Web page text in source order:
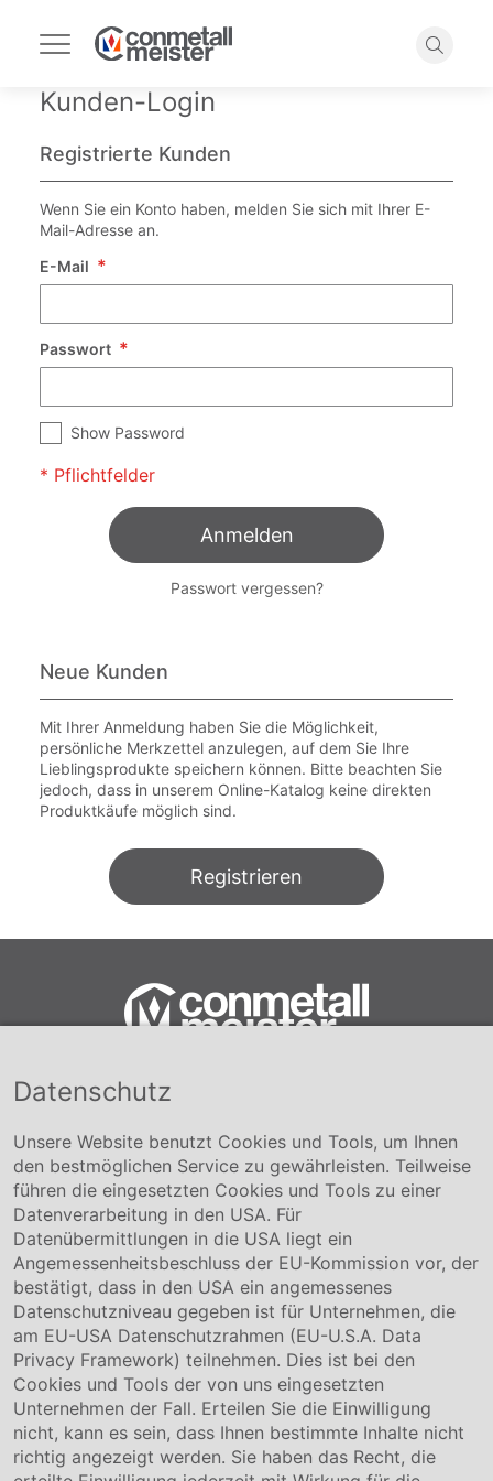
Navigation
umschalten
Suche
Kunden-Login
Registrierte Kunden
Wenn Sie ein Konto haben, melden Sie sich mit Ihrer E-
Mail-Adresse an.
E-Mail
Passwort
Show Password
Anmelden
Passwort vergessen?
Neue Kunden
Mit Ihrer Anmeldung haben Sie die Möglichkeit,
persönliche Merkzettel anzulegen, auf dem Sie Ihre
Lieblingsprodukte speichern können. Bitte beachten Sie
jedoch, dass in unserem Online-Katalog keine direkten
Produktkäufe möglich sind.
Registrieren
Conmetall Meister GmbH
+49 5141-180
info@conmetallmeister.de
www.conmetallmeister.de
Unternehmen
Über uns
Compliance
Hinweisgebersystem
Karriere
Service & Kontakt
Kontakt
Downloads
Garantiebedingungen
Datenschutz
Unsere Website benutzt Cookies und Tools, um Ihnen
den bestmöglichen Service zu gewährleisten. Teilweise
führen die eingesetzten Cookies und Tools zu einer
Datenverarbeitung in den USA. Für
Datenübermittlungen in die USA liegt ein
Angemessenheitsbeschluss der EU-Kommission vor, der
bestätigt, dass in den USA ein angemessenes
Datenschutzniveau gegeben ist für Unternehmen, die
am EU-USA Datenschutzrahmen (EU-U.S.A. Data
Privacy Framework) teilnehmen. Dies ist bei den
Cookies und Tools der von uns eingesetzten
Unternehmen der Fall. Erteilen Sie die Einwilligung
nicht, kann es sein, dass Ihnen bestimmte Inhalte nicht
richtig angezeigt werden. Sie haben das Recht, die